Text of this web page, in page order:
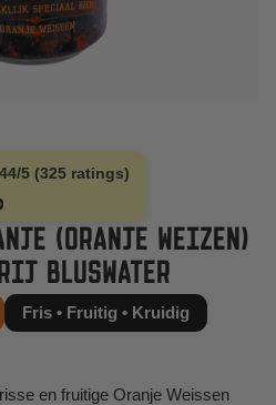
5 (325 ratings)
(ORANJE WEIZEN)
BLUSWATER
Fris • Fruitig • Kruidig
en fruitige Oranje Weissen